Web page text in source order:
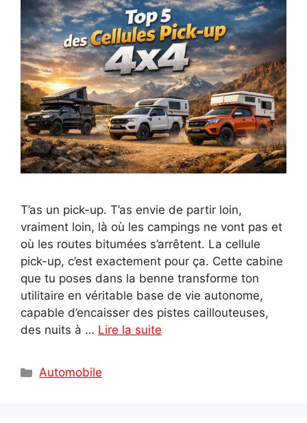
T’as un pick-up. T’as envie de partir loin,
vraiment loin, là où les campings ne vont pas et
où les routes bitumées s’arrêtent. La cellule
pick-up, c’est exactement pour ça. Cette cabine
que tu poses dans la benne transforme ton
utilitaire en véritable base de vie autonome,
capable d’encaisser des pistes caillouteuses,
des nuits à … Lire la suite
Catégories
Automobile